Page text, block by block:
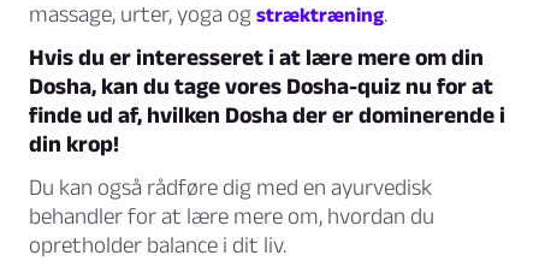
massage, urter, yoga og stræktræning.
Hvis du er interesseret i at lære mere om din
Dosha, kan du tage vores Dosha-quiz nu for at
finde ud af, hvilken Dosha der er dominerende i
din krop!
Du kan også rådføre dig med en ayurvedisk
behandler for at lære mere om, hvordan du
opretholder balance i dit liv.